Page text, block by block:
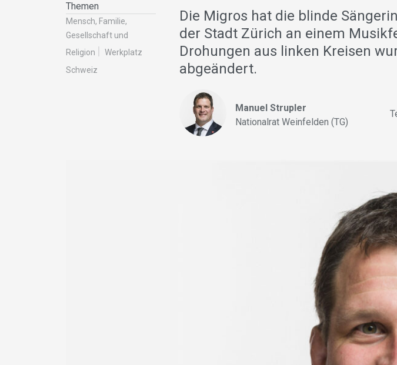
Themen
Mensch, Familie,
Gesellschaft und
Religion
Werkplatz
Schweiz
Die Migros hat die blinde
der Stadt Zürich an einem
Drohungen aus linken Kreisen
abgeändert.
Manuel Strupler
Nationalrat Weinfelden (TG)